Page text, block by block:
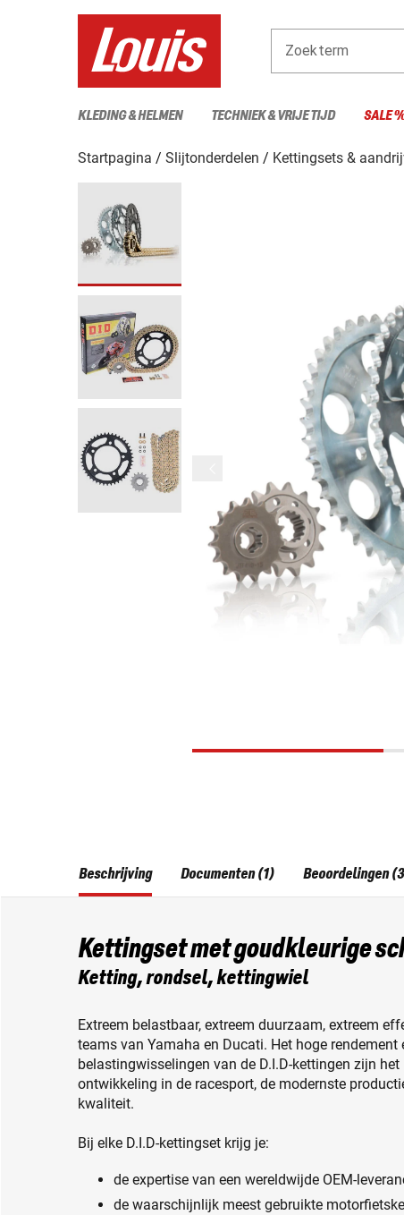
Zoekterm
KLEDING & HELMEN TECHNIEK & VRIJE TIJD SALE
Startpagina Slijtonderdelen Kettingsets &
Beschrijving
Kettingset met goudkleurige
Ketting, rondsel, kettingwiel
Extreem belastbaar, extreem duurzaam, extreem
teams van Yamaha en Ducati. Het hoge rendement
belastingwisselingen van de D.I.D-kettingen zijn
ontwikkeling in de racesport, de modernste
kwaliteit.
Bij elke D.I.D-kettingset krijg je:
de expertise van een wereldwijde OEM-
de waarschijnlijk meest gebruikte
Documenten (1) Beoordelingen